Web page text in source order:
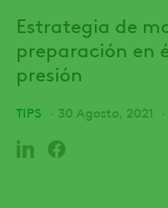
Estrategia de
preparación en
presión
TIPS 30 Agosto, 2021